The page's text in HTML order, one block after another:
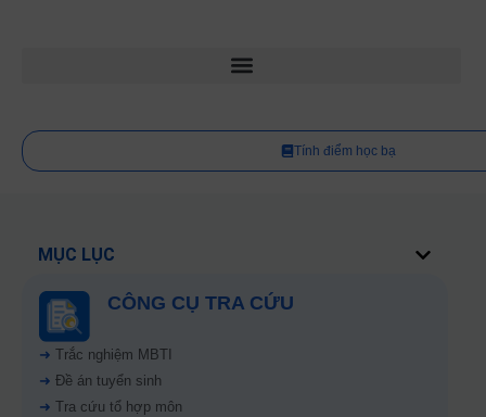
Tính điểm học bạ
MỤC LỤC
CÔNG CỤ TRA CỨU
➜ Trắc nghiệm MBTI
➜ Đề án tuyển sinh
➜ Tra cứu tổ hợp môn